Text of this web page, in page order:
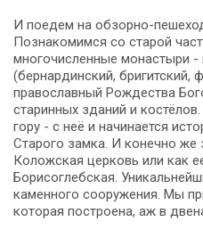
И поедем на обзорно-
Познакомимся со старой
многочисленные монастыри -
(бернардинский, бригитский,
православный Рождества
старинных зданий и
гору - с неё и начинается
Старого замка. И конечно же
Коложская церковь или как
Борисоглебская.
каменного сооружения. Мы
которая построена, аж в